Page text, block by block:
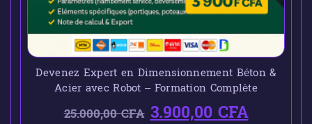
Devenez Expert en Dimensionnement Béton &
Acier avec Robot – Formation Complète
25.000,00CFA 3.900,00CFA